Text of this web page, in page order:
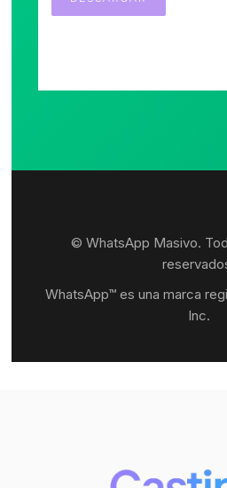
© WhatsApp Masivo.
WhatsApp™ es una marca
Inc.